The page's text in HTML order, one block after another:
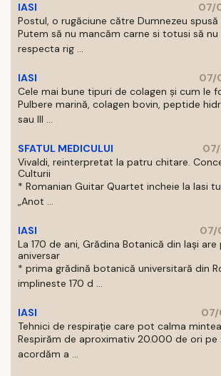
IASI
07/
Postul, o rugăciune către Dumnezeu
Putem să nu mancăm carne si totusi să
respecta rig ...
IASI
07/
Cele mai bune tipuri de colagen și cum le
Pulbere marină, colagen bovin, peptide
sau III ...
SFATUL MEDICULUI
Vivaldi, reinterpretat la patru chitare.
Culturii
* Romanian Guitar Quartet incheie la Iasi
„Anot ...
IASI
07/
La 170 de ani, Grădina Botanică din Iași
aniversar
* prima grădină botanică universitară din
implineste 170 d ...
IASI
07/
Tehnici de respirație care pot calma
Respirăm de aproximativ 20.000 de ori pe
acordăm a ...